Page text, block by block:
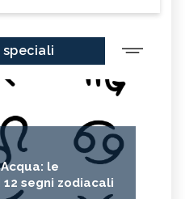
le
segni zodiacali